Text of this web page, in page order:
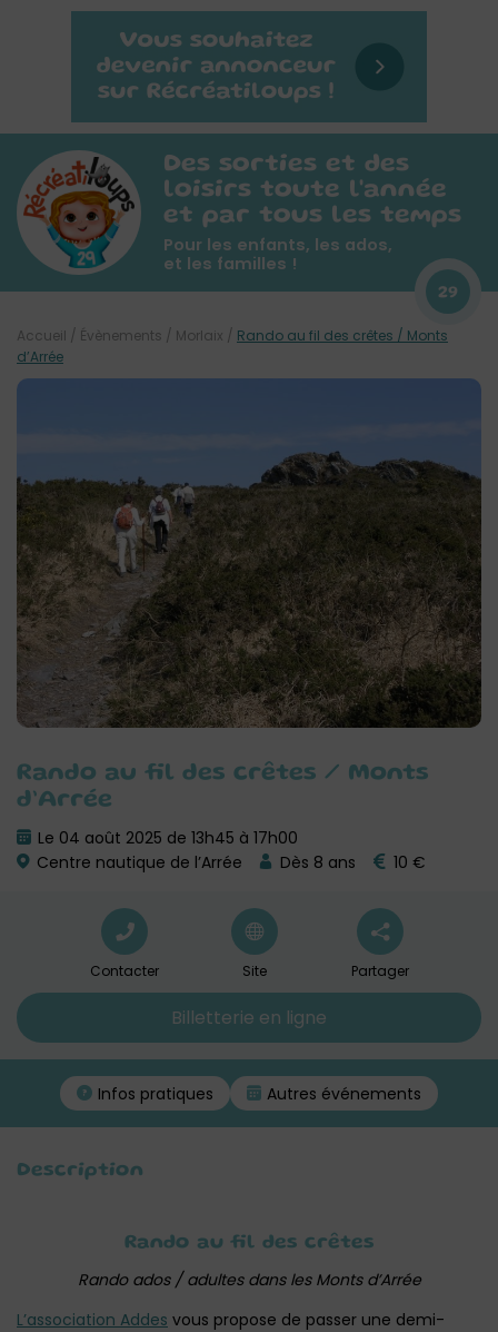
Des sorties et des
loisirs toute l'année
et par tous les temps
Pour les enfants, les ados,
et les familles !
29
Rando au fil des crêtes / Monts
d’Arrée
Le 04 août 2025 de 13h45 à 17h00
Centre nautique de l’Arrée
Dès 8 ans 10 €
Accueil / Évènements / Morlaix / Rando au fil des crêtes / Monts
d’Arrée
Contacter Site Partager
Billetterie en ligne
Infos pratiques Autres événements
Description
Rando au fil des crêtes
Rando ados / adultes dans les Monts d’Arrée
L’association Addes vous propose de passer une demi-